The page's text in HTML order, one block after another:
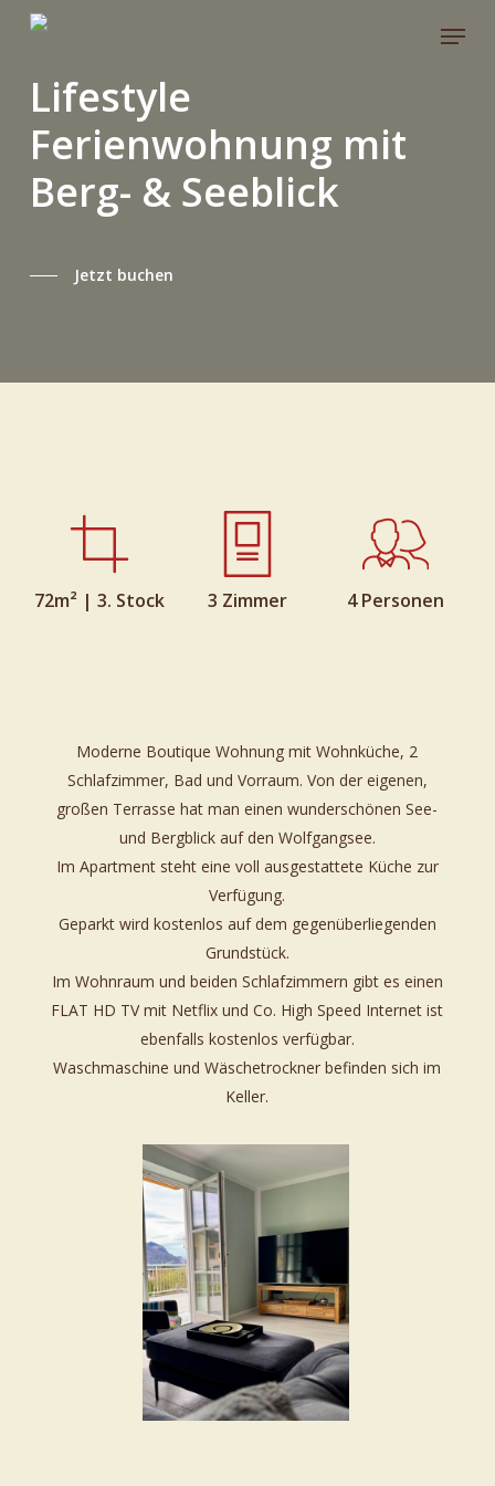
Menu
Lifestyle
Ferienwohnung mit
Berg- & Seeblick
Jetzt buchen
72m² | 3. Stock 3 Zimmer 4 Personen
Moderne Boutique Wohnung mit Wohnküche, 2
Schlafzimmer, Bad und Vorraum. Von der eigenen,
großen Terrasse hat man einen wunderschönen See-
und Bergblick auf den Wolfgangsee.
Im Apartment steht eine voll ausgestattete Küche zur
Verfügung.
Geparkt wird kostenlos auf dem gegenüberliegenden
Grundstück.
Im Wohnraum und beiden Schlafzimmern gibt es einen
FLAT HD TV mit Netflix und Co. High Speed Internet ist
ebenfalls kostenlos verfügbar.
Waschmaschine und Wäschetrockner befinden sich im
Keller.